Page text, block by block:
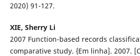
2020) 91-127.
XIE, Sherry Li
2007 Function-based records
comparative study. {Em linha]. 2007.